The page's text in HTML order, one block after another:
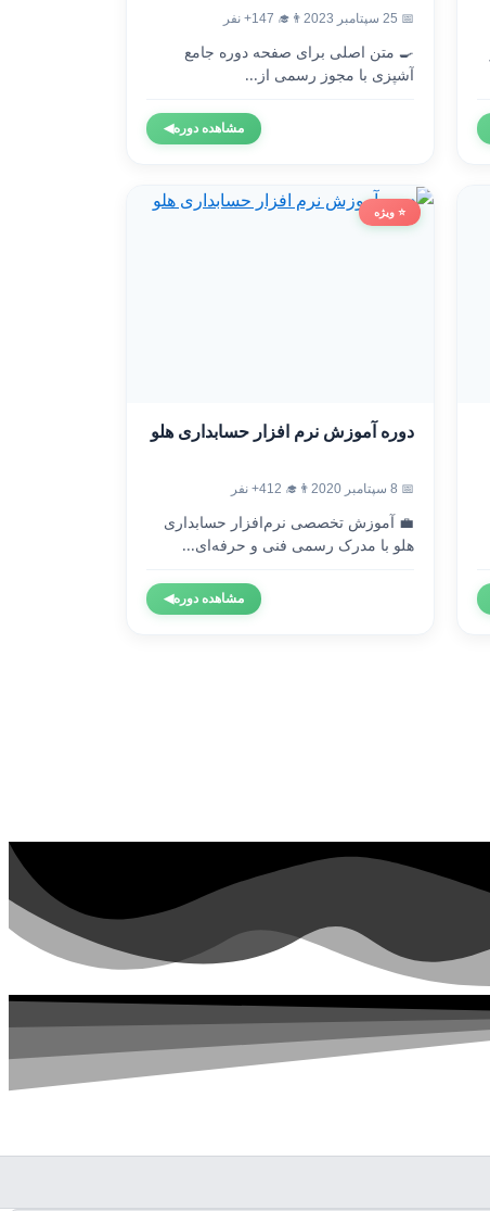
📅 25 سپتامبر 2023 👨‍🎓 147+ نفر
🍳 متن اصلی برای صفحه دوره جامع
آشپزی با مجوز رسمی از...
مشاهده دوره◀
⭐ ویژه
دوره آموزش نرم افزار حسابداری هلو
📅 8 سپتامبر 2020 👨‍🎓 412+ نفر
💼 آموزش تخصصی نرم‌افزار حسابداری
هلو با مدرک رسمی فنی و حرفه‌ای...
مشاهده دوره◀